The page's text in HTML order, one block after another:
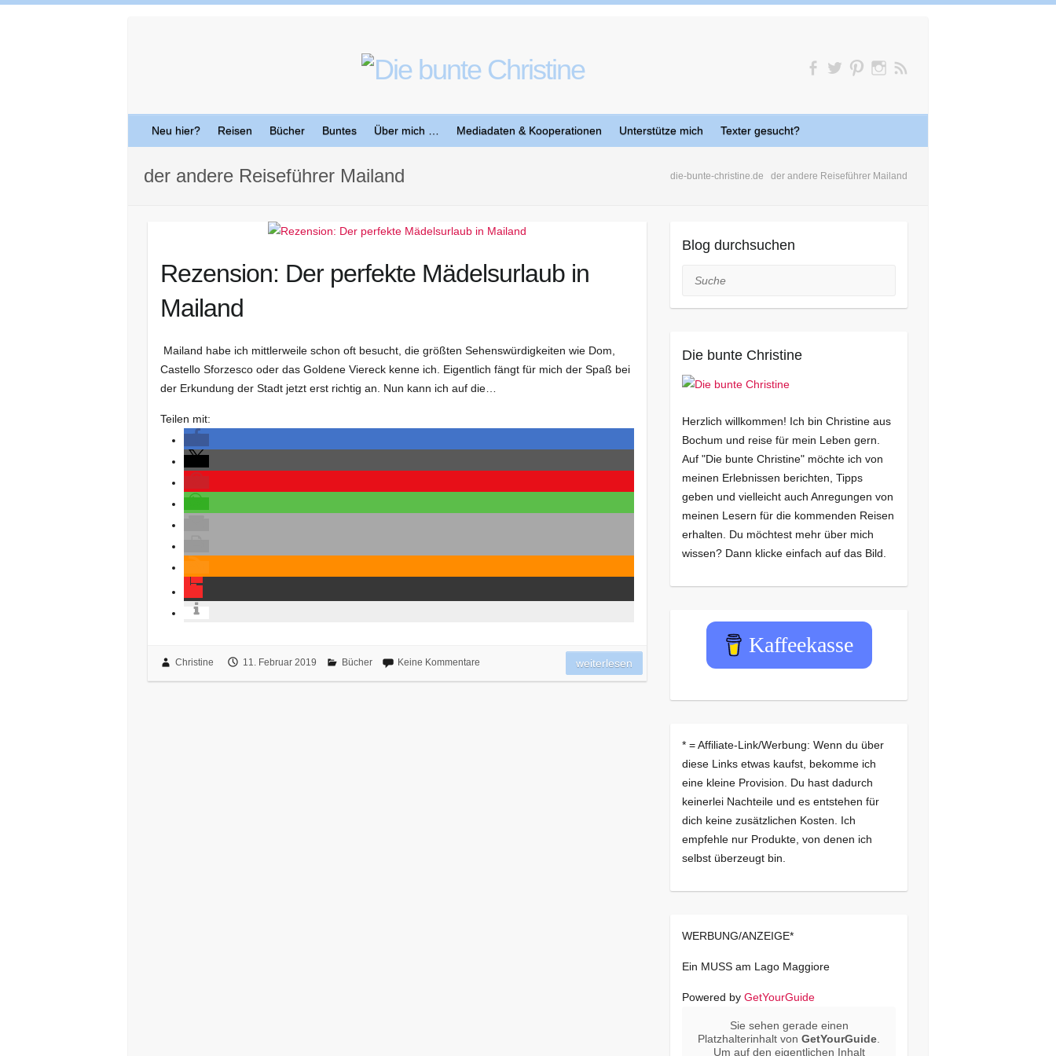
Neu hier? Reisen Bücher Buntes Über mich … Mediadaten & Kooperationen Unterstütze mich Texter gesucht?
die-bunte-christine.de der andere Reiseführer Mailand
der andere Reiseführer Mailand
Rezension: Der perfekte Mädelsurlaub in
Mailand
Mailand habe ich mittlerweile schon oft besucht, die größten Sehenswürdigkeiten wie Dom,
Castello Sforzesco oder das Goldene Viereck kenne ich. Eigentlich fängt für mich der Spaß bei
der Erkundung der Stadt jetzt erst richtig an. Nun kann ich auf die…
Teilen mit:
Christine 11. Februar 2019 Bücher Keine Kommentare weiterlesen
Blog durchsuchen
Suche
Die bunte Christine
Herzlich willkommen! Ich bin Christine aus
Bochum und reise für mein Leben gern.
Auf "Die bunte Christine" möchte ich von
meinen Erlebnissen berichten, Tipps
geben und vielleicht auch Anregungen von
meinen Lesern für die kommenden Reisen
erhalten. Du möchtest mehr über mich
wissen? Dann klicke einfach auf das Bild.
Kaffeekasse
* = Affiliate-Link/Werbung: Wenn du über
diese Links etwas kaufst, bekomme ich
eine kleine Provision. Du hast dadurch
keinerlei Nachteile und es entstehen für
dich keine zusätzlichen Kosten. Ich
empfehle nur Produkte, von denen ich
selbst überzeugt bin.
WERBUNG/ANZEIGE*
Ein MUSS am Lago Maggiore
Powered by GetYourGuide
Sie sehen gerade einen
Platzhalterinhalt vonGetYourGuide
Um auf den eigentlichen Inhalt